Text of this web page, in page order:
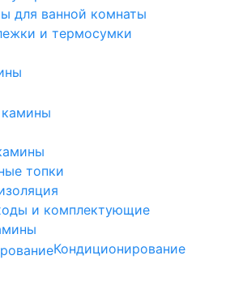
для ванной комнаты
и термосумки
топки
и комплектующие
Кондиционирование